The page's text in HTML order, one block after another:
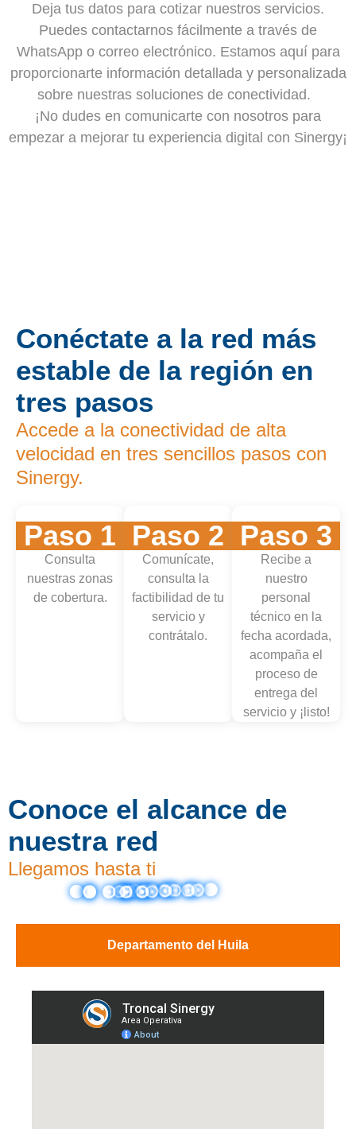
Deja tus datos para cotizar nuestros servicios.
Puedes contactarnos fácilmente a través de
WhatsApp o correo electrónico. Estamos aquí para
proporcionarte información detallada y personalizada
sobre nuestras soluciones de conectividad.
¡No dudes en comunicarte con nosotros para
empezar a mejorar tu experiencia digital con Sinergy¡
Conéctate a la red más
estable de la región en
tres pasos
Accede a la conectividad de alta
velocidad en tres sencillos pasos con
Sinergy.
Paso 1
Consulta
nuestras zonas
de cobertura.
Paso 2
Comunícate,
consulta la
factibilidad de tu
servicio y
contrátalo.
Paso 3
Recibe a
nuestro
personal
técnico en la
fecha acordada,
acompaña el
proceso de
entrega del
servicio y ¡listo!
Conoce el alcance de
nuestra red
Llegamos hasta ti
Departamento del Huila